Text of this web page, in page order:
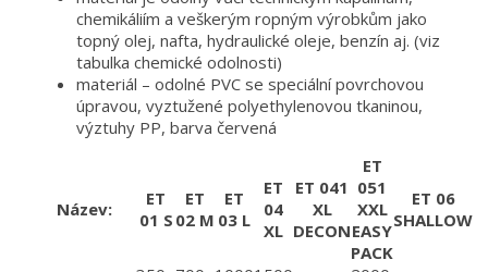
chemikáliím a veškerým ropným výrobkům jako
topný olej, nafta, hydraulické oleje, benzín aj. (viz
tabulka chemické odolnosti)
materiál – odolné PVC se speciální povrchovou
úpravou, vyztužené polyethylenovou tkaninou,
výztuhy PP, barva červená
Název:
ET
01 S
ET
02 M
ET
03 L
ET
04
XL
ET 041
XL
DECON
ET
051
XXL
EASY
PACK
ET 06
SHALLOW